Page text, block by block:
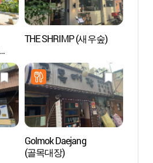
THE SHRIMP (새우숲)
Golmok Daejang
(골목대장)